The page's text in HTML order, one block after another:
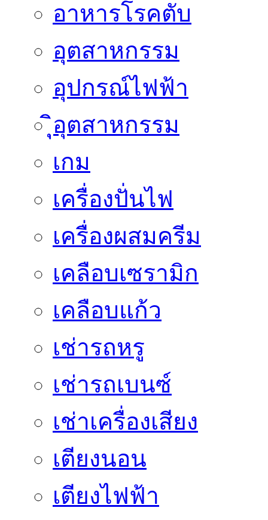
อาหารโรคตับ
อุตสาหกรรม
อุปกรณ์ไฟฟ้า
ิุิุอุตสาหกรรม
เกม
เครื่องปั่นไฟ
เครื่องผสมครีม
เคลือบเซรามิก
เคลือบแก้ว
เช่ารถหรู
เช่ารถเบนซ์
เช่าเครื่องเสียง
เตียงนอน
เตียงไฟฟ้า